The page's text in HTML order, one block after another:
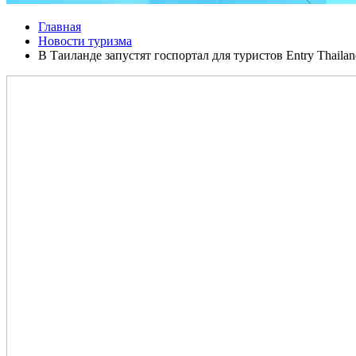
Главная
Новости туризма
В Таиланде запустят госпортал для туристов Entry